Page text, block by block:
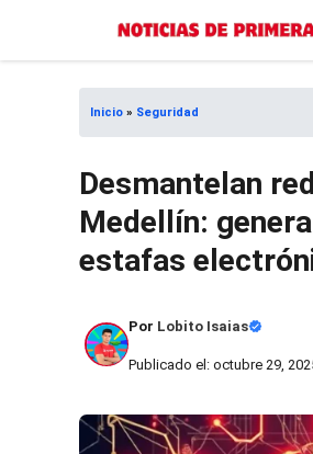
al
contenido
Inicio » Seguridad
Desmantelan
Medellín:
estafas
Por Lobito Isaias
Publicado el: octubre 29,